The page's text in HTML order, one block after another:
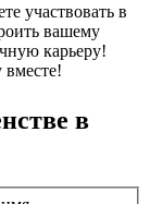
участвовать в
вашему
карьеру!
вместе!
в